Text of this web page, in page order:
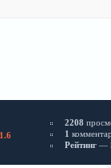
2208
1
Рейтинг —